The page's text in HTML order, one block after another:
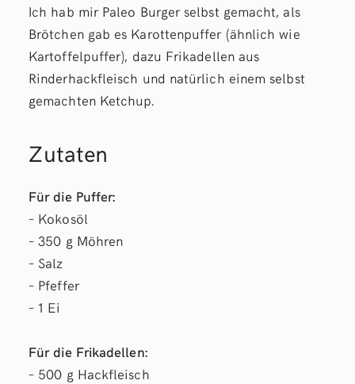
Ich hab mir Paleo Burger selbst gemacht, als
Brötchen gab es Karottenpuffer (ähnlich wie
Kartoffelpuffer), dazu Frikadellen aus
Rinderhackfleisch und natürlich einem selbst
gemachten Ketchup.
Zutaten
Für die Puffer:
– Kokosöl
– 350 g Möhren
– Salz
– Pfeffer
– 1 Ei
Für die Frikadellen:
– 500 g Hackfleisch